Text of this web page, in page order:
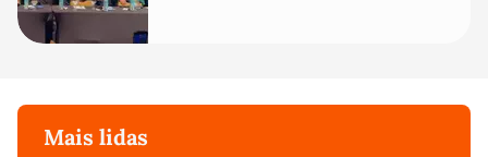
Mais lidas